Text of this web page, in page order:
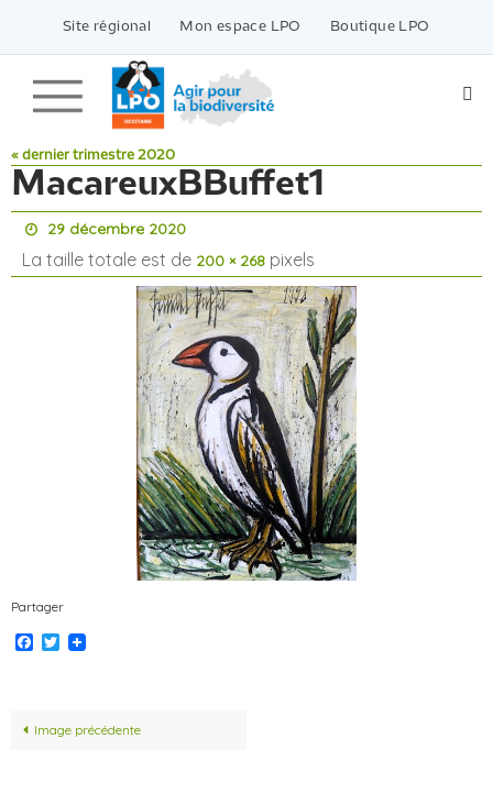
contenu
Site régional Mon espace LPO Boutique LPO
« dernier trimestre 2020
MacareuxBBuffet1
29 décembre 2020
La taille totale est de 200 × 268 pixels
Partager
Facebook
Twitter
Image précédente